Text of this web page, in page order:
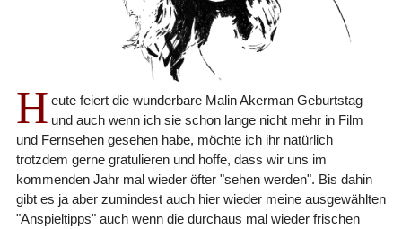
H eute feiert die wunderbare Malin Akerman Geburtstag
und auch wenn ich sie schon lange nicht mehr in Film
und Fernsehen gesehen habe, möchte ich ihr natürlich
trotzdem gerne gratulieren und hoffe, dass wir uns im
kommenden Jahr mal wieder öfter "sehen werden". Bis dahin
gibt es ja aber zumindest auch hier wieder meine ausgewählten
"Anspieltipps" auch wenn die durchaus mal wieder frischen